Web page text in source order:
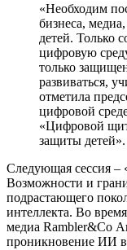
«Необходим
бизнеса,
детей. Только
цифровую
только
развиваться,
отметила
цифровой
«Цифровой
защиты детей».
Следующая сессия –
Возможности и
подрастающего
интеллекта. Во
медиа Rambler&Co
проникновение ИИ в